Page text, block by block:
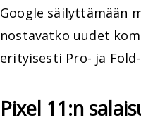
Google säilyttämään
nostavatko uudet
erityisesti Pro- ja
Pixel 11:n